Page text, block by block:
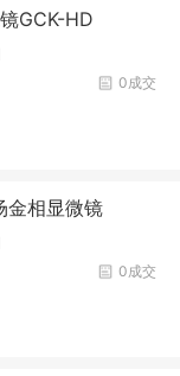
GCK-HD
0成交
金相显微镜
0成交